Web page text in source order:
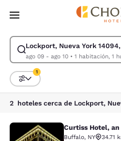
Saltar A Contenido Principal
Lockport, Nueva York 14094,
ago 09 - ago 10• 1
Modificar búsqueda para Lockport,
Ordenar y filtrar
1
Curtiss Hotel, an
Curtiss Hotel,
Buffalo, NY
34.71